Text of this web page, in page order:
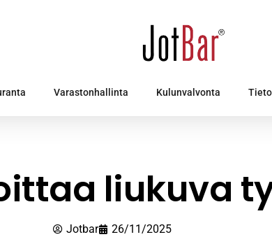
Varastonhallinta Kulunvalvonta
liukuva
Jotbar 26/11/2025